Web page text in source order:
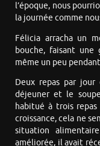
l’époque, nous
la journée comme
Félicia arracha un
bouche, faisant
même un peu
Deux repas par
déjeuner et le
habitué à trois
croissance, cela ne
situation
améliorée, il avait